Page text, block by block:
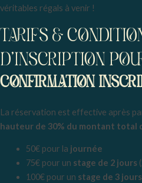
véritables régals à venir !
TARIFS &
D'INSCRIPTION
CONFIRMATION
La réservation est effective après
hauteur de 30% du montant total
50€ pour la journée
75€ pour un stage de 2 jours
100€ pour un stage de 3 jours